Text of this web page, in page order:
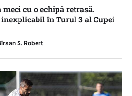
cu o echipă retrasă.
în Turul 3 al Cupei
S. Robert